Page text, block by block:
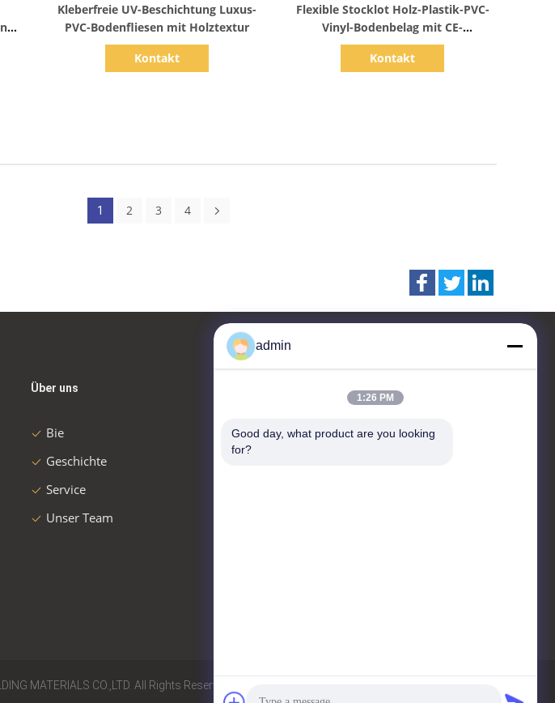
Kleberfreie UV-Beschichtung Luxus-
PVC-Bodenfliesen mit Holztextur
Kontakt
Flexible Stocklot Holz-Plastik-PVC-
Vinyl-Bodenbelag mit CE-
Zertifizierung
Kontakt
1 2 3 4
Über uns
Bie
Geschichte
Service
Unser Team
JIANGSU ESTY BUILDING
MATERIALS CO.,LTD
MATERIALS CO.,LTD. All Rights Reserved.
admin
1:26 PM
Good day, what product are you looking
for?